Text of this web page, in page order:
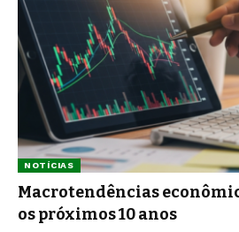
NOTÍCIAS
Macrotendências
os próximos 10 anos